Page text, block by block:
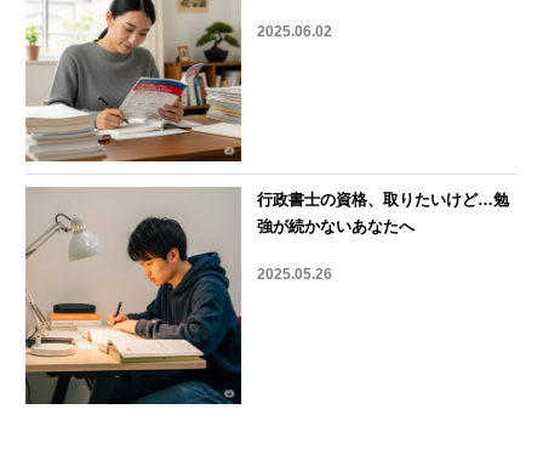
2025.06.02
行政書士の資格、取りたいけど…勉
強が続かないあなたへ
2025.05.26